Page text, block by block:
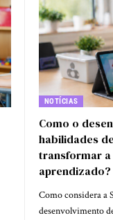
NOTÍCIAS
Como o
habilidades
transformar a
aprendizado?
Como considera a
desenvolvimento